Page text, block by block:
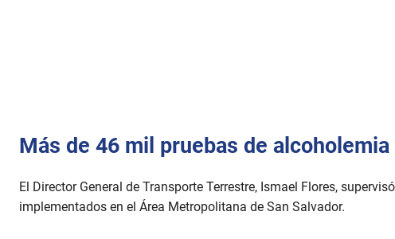
Más de 46 mil pruebas de
El Director General de Transporte Terrestre, Ismael Flores,
implementados en el Área Metropolitana de San Salvador.